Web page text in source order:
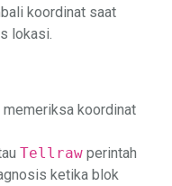
koordinat saat
lokasi.
memeriksa koordinat
Tellraw perintah
ketika blok